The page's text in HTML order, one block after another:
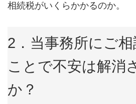
相続税がいくらかかるのか。
2．当事務所にご相
ことで不安は解消
か？